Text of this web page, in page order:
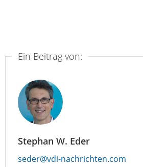
Ein Beitrag von:
Stephan W. Eder
seder@vdi-nachrichten.com